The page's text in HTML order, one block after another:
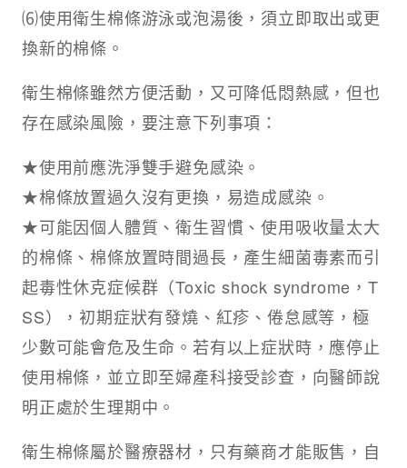
⑹使用衛生棉條游泳或泡湯後，須立即取出或更
換新的棉條。
衛生棉條雖然方便活動，又可降低悶熱感，但也
存在感染風險，要注意下列事項：
★使用前應洗淨雙手避免感染。
★棉條放置過久沒有更換，易造成感染。
★可能因個人體質、衛生習慣、使用吸收量太大
的棉條、棉條放置時間過長，產生細菌毒素而引
起毒性休克症候群（Toxic shock syndrome，T
SS），初期症狀有發燒、紅疹、倦怠感等，極
少數可能會危及生命。若有以上症狀時，應停止
使用棉條，並立即至婦產科接受診查，向醫師說
明正處於生理期中。
衛生棉條屬於醫療器材，只有藥商才能販售，自